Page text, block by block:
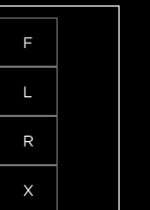
F
L
R
X